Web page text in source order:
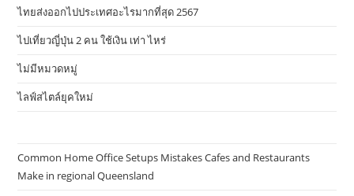
ไทยส่งออกไปประเทศอะไรมากที่สุด 2567
ไปเที่ยวญี่ปุ่น 2 คน ใช้เงิน เท่า ไหร่
ไม่มีหมวดหมู่
ไลฟ์สไตล์ยุคใหม่
Common Home Office Setups Mistakes Cafes and Restaurants
Make in regional Queensland